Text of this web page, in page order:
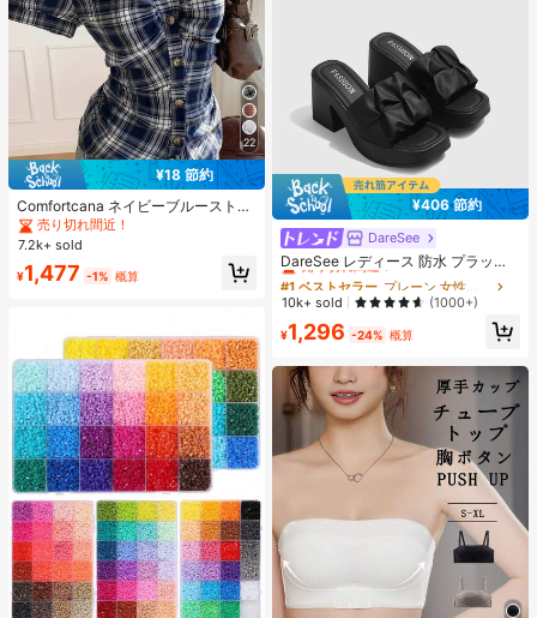
22
¥18 節約
Comfortcana ネイビーブルーストラ
イプ パフスリーブ シングルブレスト
カジュアルシャツ、夏物アパレル
売り切れ間近！
7.2k+ sold
¥1,477 -1% 概算
¥406 節約
DareSee
DareSee レディース 防水 プラット
フォーム 厚底サンダル オープントゥ
スリッポンシューズ 夏新作 チャンキ
ーハイヒール Y2Kスタイル 通学向け
#1 ベストセラー
売り切れ間近！
#1 ベストセラー
売り切れ間近！
#1 ベストセラー
売り切れ間近！
#1 ベストセラー
売り切れ間近！
10k+ sold (1000+)
¥1,296 -24% 概算